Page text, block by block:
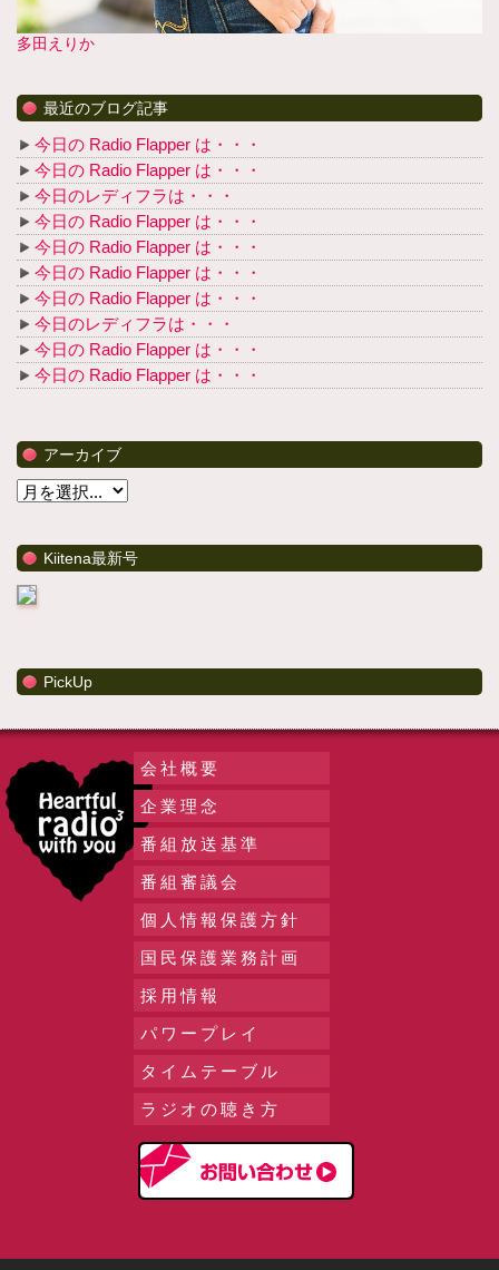
多田えりか
最近のブログ記事
今日の Radio Flapper は・・・
今日の Radio Flapper は・・・
今日のレディフラは・・・
今日の Radio Flapper は・・・
今日の Radio Flapper は・・・
今日の Radio Flapper は・・・
今日の Radio Flapper は・・・
今日のレディフラは・・・
今日の Radio Flapper は・・・
今日の Radio Flapper は・・・
アーカイブ
Kiitena最新号
PickUp
会社概要
企業理念
番組放送基準
番組審議会
個人情報保護方針
国民保護業務計画
採用情報
パワープレイ
タイムテーブル
ラジオの聴き方